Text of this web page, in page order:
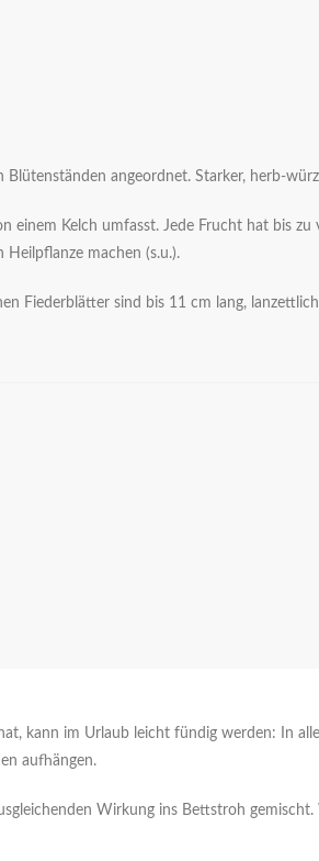
angeordnet. Starker, herb-
Kelch umfasst. Jede Frucht hat bis zu
machen (s.u.).
Fiederblätter sind bis 11 cm lang,
kann im Urlaub leicht fündig werden: In
aufhängen.
Wirkung ins Bettstroh